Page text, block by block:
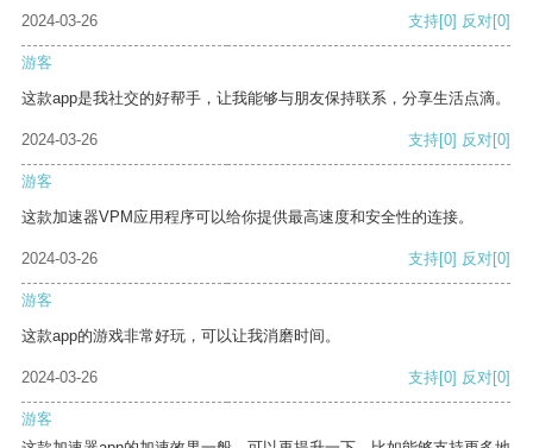
2024-03-26 支持[0] 反对[0]
游客
这款app是我社交的好帮手，让我能够与朋友保持联系，分享生活点滴。
2024-03-26 支持[0] 反对[0]
游客
这款加速器VPM应用程序可以给你提供最高速度和安全性的连接。
2024-03-26 支持[0] 反对[0]
游客
这款app的游戏非常好玩，可以让我消磨时间。
2024-03-26 支持[0] 反对[0]
游客